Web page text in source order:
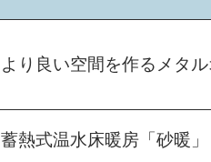
より良い空間を作るメタ
蓄熱式温水床暖房「砂暖」